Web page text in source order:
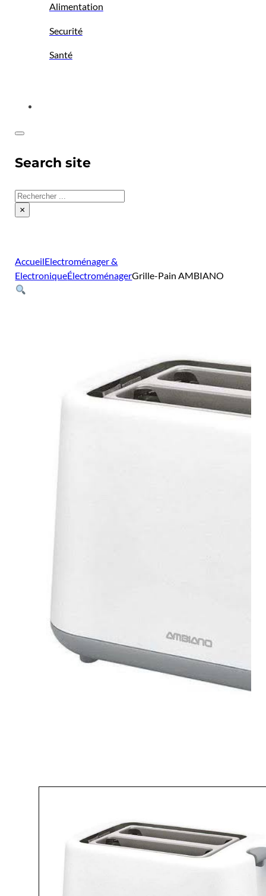
Alimentation
Securité
Santé
Search site
Rechercher
×
AccueilElectroménager &
ElectroniqueÉlectroménagerGrille-Pain AMBIANO